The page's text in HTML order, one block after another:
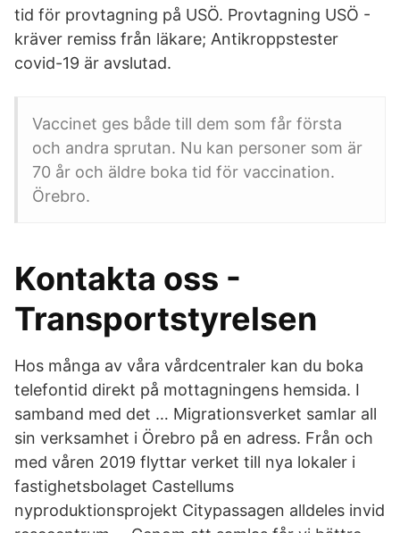
tid för provtagning på USÖ. Provtagning USÖ -
kräver remiss från läkare; Antikroppstester
covid-19 är avslutad.
Vaccinet ges både till dem som får första
och andra sprutan. Nu kan personer som är
70 år och äldre boka tid för vaccination.
Örebro.
Kontakta oss -
Transportstyrelsen
Hos många av våra vårdcentraler kan du boka
telefontid direkt på mottagningens hemsida. I
samband med det … Migrationsverket samlar all
sin verksamhet i Örebro på en adress. Från och
med våren 2019 flyttar verket till nya lokaler i
fastighetsbolaget Castellums
nyproduktionsprojekt Citypassagen alldeles invid